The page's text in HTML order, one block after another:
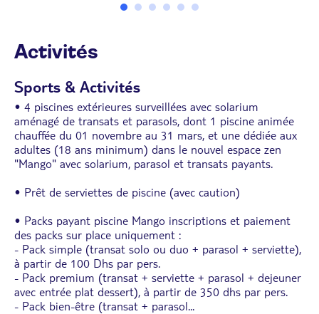
Activités
Sports & Activités
• 4 piscines extérieures surveillées avec solarium
aménagé de transats et parasols, dont 1 piscine animée
chauffée du 01 novembre au 31 mars, et une dédiée aux
adultes (18 ans minimum) dans le nouvel espace zen
"Mango" avec solarium, parasol et transats payants.
• Prêt de serviettes de piscine (avec caution)
• Packs payant piscine Mango inscriptions et paiement
des packs sur place uniquement :
- Pack simple (transat solo ou duo + parasol + serviette),
à partir de 100 Dhs par pers.
- Pack premium (transat + serviette + parasol + dejeuner
avec entrée plat dessert), à partir de 350 dhs par pers.
- Pack bien-être (transat + parasol...